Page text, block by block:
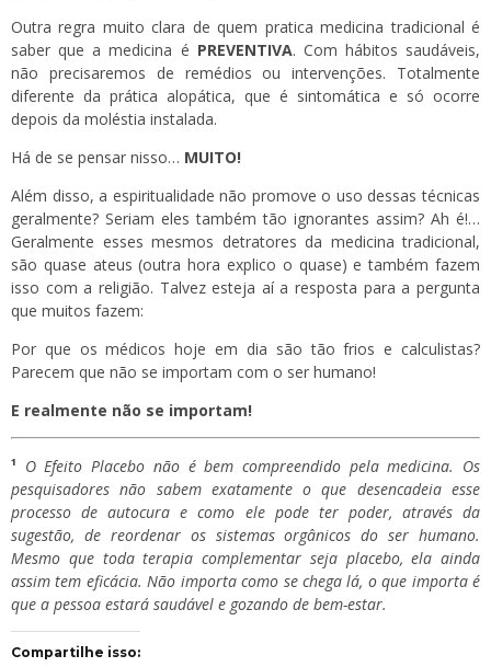
Outra regra muito clara de quem pratica medicina tradicional é
saber que a medicina é PREVENTIVA. Com hábitos saudáveis,
não precisaremos de remédios ou intervenções. Totalmente
diferente da prática alopática, que é sintomática e só ocorre
depois da moléstia instalada.
Há de se pensar nisso… MUITO!
Além disso, a espiritualidade não promove o uso dessas técnicas
geralmente? Seriam eles também tão ignorantes assim? Ah é!…
Geralmente esses mesmos detratores da medicina tradicional,
são quase ateus (outra hora explico o quase) e também fazem
isso com a religião. Talvez esteja aí a resposta para a pergunta
que muitos fazem:
Por que os médicos hoje em dia são tão frios e calculistas?
Parecem que não se importam com o ser humano!
E realmente não se importam!
¹ O Efeito Placebo não é bem compreendido pela medicina. Os
pesquisadores não sabem exatamente o que desencadeia esse
processo de autocura e como ele pode ter poder, através da
sugestão, de reordenar os sistemas orgânicos do ser humano.
Mesmo que toda terapia complementar seja placebo, ela ainda
assim tem eficácia. Não importa como se chega lá, o que importa é
que a pessoa estará saudável e gozando de bem-estar.
Compartilhe isso: